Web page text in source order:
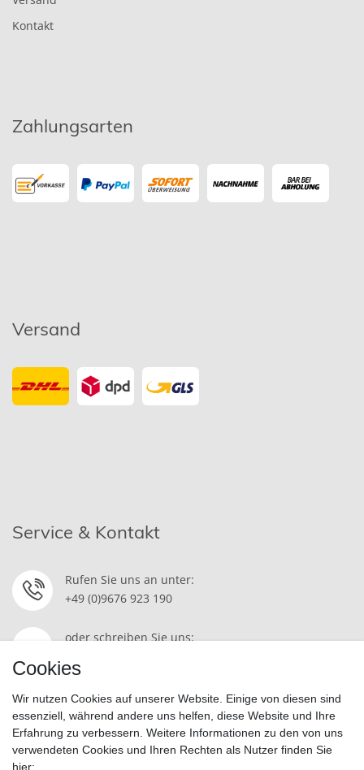
Kontakt
Zahlungsarten
Versand
Service & Kontakt
Rufen Sie uns an unter:
+49 (0)9676 923 190
oder schreiben Sie uns:
Widerrufsrecht | Datenschutzerklärung | AGB | Impressum
Cookies
Wir nutzen Cookies auf unserer Website. Einige von diesen sind
essenziell, während andere uns helfen, diese Website und Ihre
Erfahrung zu verbessern. Weitere Informationen zu den von uns
verwendeten Cookies und Ihren Rechten als Nutzer finden Sie
hier: